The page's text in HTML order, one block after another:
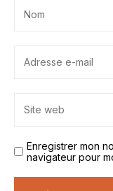
Enregistrer mon
navigateur pour